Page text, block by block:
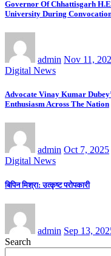
Governor Of Chhattisgarh
University During
admin Nov 11,
Digital News
Advocate Vinay Kumar
Enthusiasm Across The Nation
admin Oct 7, 2025
Digital News
बिपिन मिश्रा: उत्कृष्ट परोपकारी
admin Sep 13,
Search